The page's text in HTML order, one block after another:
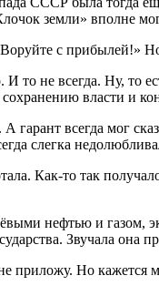
земли» вполне
с прибылей!» Но
то не всегда. Ну, то
власти и
всегда мог
слегка
Как-то так
нефтью и
Звучала
приложу. Но кажется